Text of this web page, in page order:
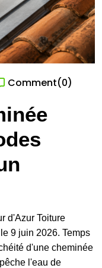
Comment(0)
d'Azur Toiture
9 juin 2026. Temps
d'une cheminée
l'eau de